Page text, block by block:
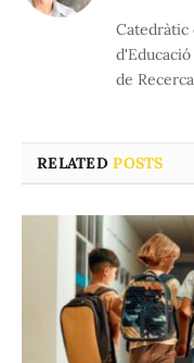
Catedràtic
de
RELATEDPOSTS